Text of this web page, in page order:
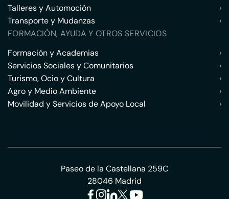
Talleres y Automoción
›
Transporte y Mudanzas
›
FORMACIÓN, AYUDA Y OTROS SERVICIOS
Formación y Academias
›
Servicios Sociales y Comunitarios
›
Turismo, Ocio y Cultura
›
Agro y Medio Ambiente
›
Movilidad y Servicios de Apoyo Local
›
Paseo de la Castellana 259C
28046 Madrid